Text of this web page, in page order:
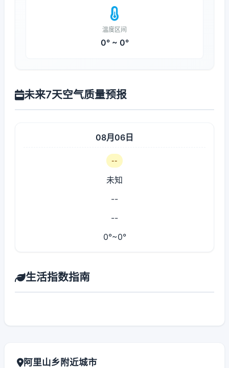
温度区间
0° ~ 0°
未来7天空气质量预报
08月06日
--
未知
--
--
0°~0°
生活指数指南
阿里山乡附近城市